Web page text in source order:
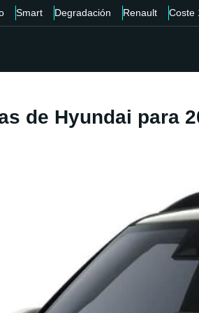
Smart Degradación Renault Coste
de Hyundai para